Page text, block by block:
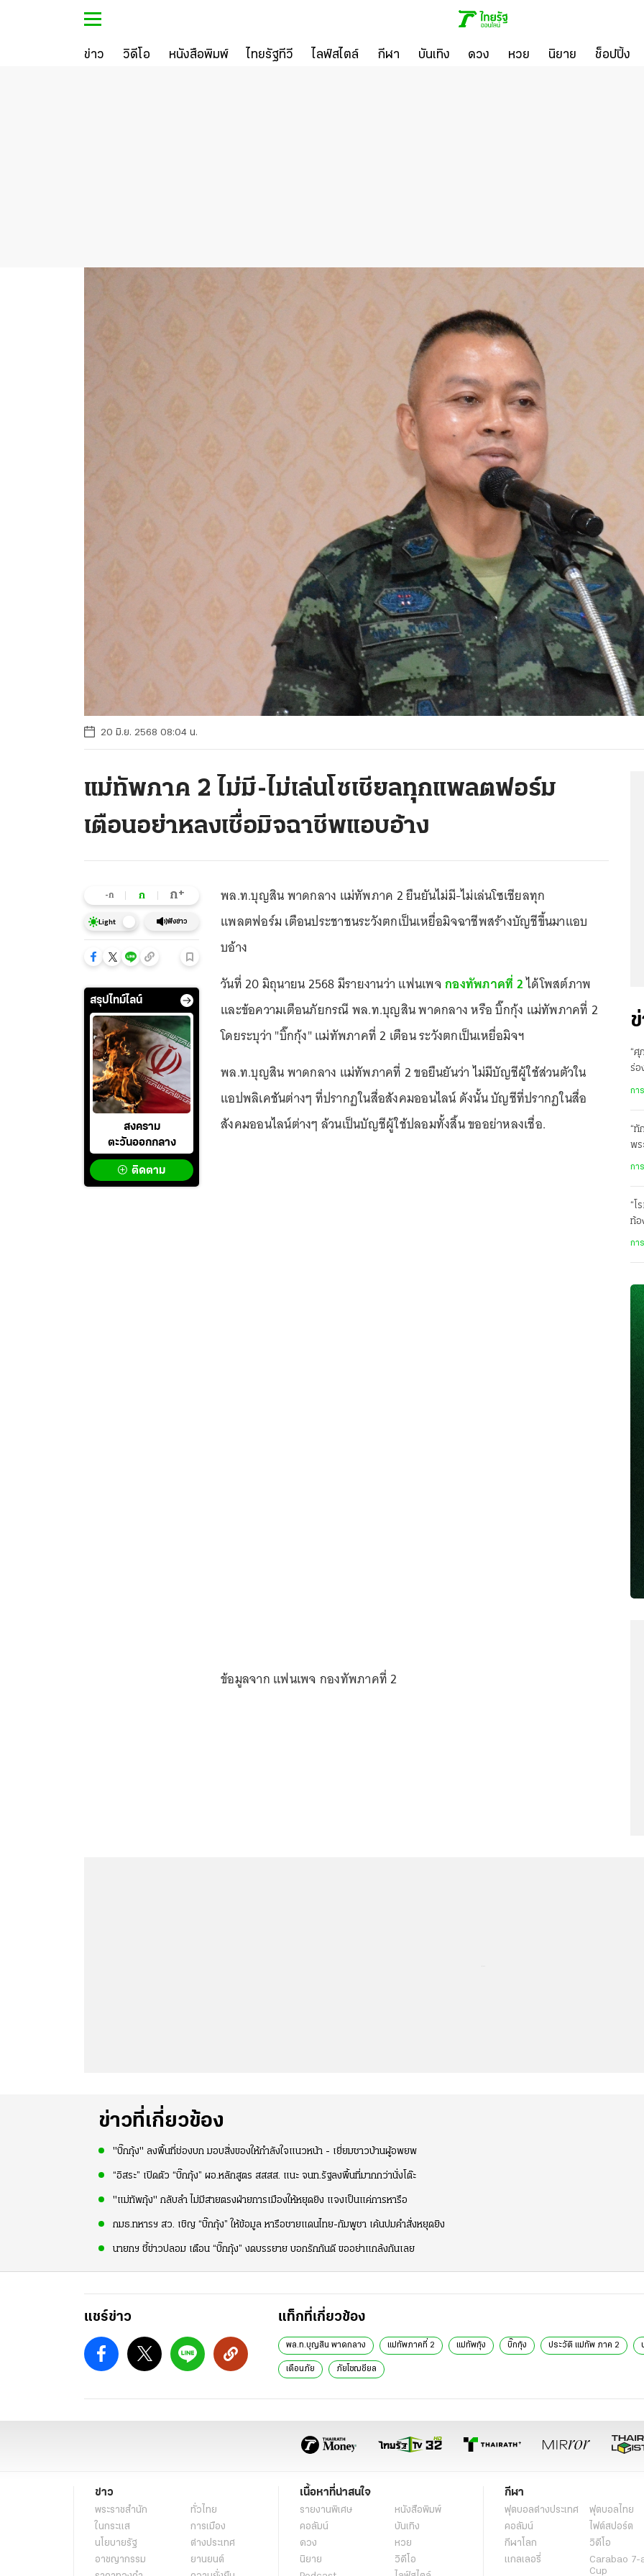
ข่าว วิดีโอ หนังสือพิมพ์ ไทยรัฐทีวี ไลฟ์สไตล์ กีฬา บันเทิง ดวง หวย นิยาย ช็อปปิ้ง
20 มิ.ย. 2568 08:04 น.
แม่ทัพภาค 2 ไม่มี-ไม่เล่นโซเชียลทุกแพลตฟอร์ม
เตือนอย่าหลงเชื่อมิจฉาชีพแอบอ้าง
-ก ก ก+
Light ฟังข่าว
สรุปไทม์ไลน์
สงคราม
ตะวันออกกลาง
ติดตาม
พล.ท.บุญสิน พาดกลาง แม่ทัพภาค 2 ยืนยันไม่มี-ไม่เล่นโซเชียลทุก
แพลตฟอร์ม เตือนประชาชนระวังตกเป็นเหยื่อมิจฉาชีพสร้างบัญชีขึ้นมาแอบ
บอ้าง
วันที่ 20 มิถุนายน 2568 มีรายงานว่า แฟนเพจกองทัพภาคที่ 2ได้โพสต์ภาพ
และข้อความเตือนภัยกรณี พล.ท.บุญสิน พาดกลาง หรือ บิ๊กกุ้ง แม่ทัพภาคที่ 2
โดยระบุว่า "บิ๊กกุ้ง" แม่ทัพภาคที่ 2 เตือน ระวังตกเป็นเหยื่อมิจฯ
พล.ท.บุญสิน พาดกลาง แม่ทัพภาคที่ 2 ขอยืนยันว่า ไม่มีบัญชีผู้ใช้ส่วนตัวใน
แอปพลิเคชันต่างๆ ที่ปรากฏในสื่อสังคมออนไลน์ ดังนั้น บัญชีที่ปรากฏในสื่อ
สังคมออนไลน์ต่างๆ ล้วนเป็นบัญชีผู้ใช้ปลอมทั้งสิ้น ขออย่าหลงเชื่อ.
ข้อมูลจาก แฟนเพจ กองทัพภาคที่ 2
“ศุ
ร่
กา
“ทั
พร
กา
“โ
ท้อ
กา
ข่าวที่เกี่ยวข้อง
"บิ๊กกุ้ง" ลงพื้นที่ช่องบก มอบสิ่งของให้กำลังใจแนวหน้า - เยี่ยมชาวบ้านผู้อพยพ
“อิสระ” เปิดตัว “บิ๊กกุ้ง” ผอ.หลักสูตร สสสส. แนะ จนท.รัฐลงพื้นที่มากกว่านั่งโต๊ะ
"แม่ทัพกุ้ง" กลับลำ ไม่มีสายตรงฝ่ายการเมืองให้หยุดยิง แจงเป็นแค่การหารือ
กมธ.ทหารฯ สว. เชิญ “บิ๊กกุ้ง” ให้ข้อมูล หารือชายแดนไทย-กัมพูชา เค้นปมคำสั่งหยุดยิง
นายกฯ ชี้ข่าวปลอม เตือน “บิ๊กกุ้ง” งดบรรยาย บอกรักกันดี ขออย่าแกล้งกันเลย
แชร์ข่าว แท็กที่เกี่ยวข้อง
พล.ท.บุญสิน พาดกลาง แม่ทัพภาคที่ 2 แม่ทัพกุ้ง บิ๊กกุ้ง ประวัติ แม่ทัพ ภาค 2
เตือนภัย ภัยโซฌชียล
ข่าว
พระราชสำนัก
ทั่วไทย
ในกระแส
การเมือง
นโยบายรัฐ
ต่างประเทศ
อาชญากรรม
ยานยนต์
เนื้อหาที่น่าสนใจ
รายงานพิเศษ
หนังสือพิมพ์
คอลัมน์
บันเทิง
ดวง
หวย
นิยาย
วิดีโอ
กีฬา
ฟุตบอลต่่างประเทศ
ฟุตบอลไทย
คอลัมน์
ไฟต์สปอร์ต
กีฬาโลก
วิดีโอ
แกลเลอรี่
Carabao 7-
Cup